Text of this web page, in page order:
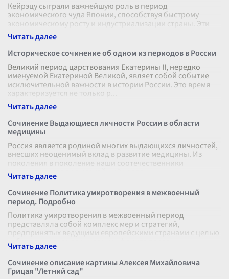
Кейрэцу сыграли важнейшую роль в период
экономического чуда Японии, способствуя быстрому
экономическому росту и индустриализации страны. Эти
мощные корпоративные конгломераты, сост
Историческое сочинение об одном из периодов в России
Великий период царствования Екатерины II, нередко
именуемой Екатериной Великой, являет собой событие
исключительной важности в истории России. Это время
характеризуется не только р
Сочинение Выдающиеся личности России в области
медицины
Россия является родиной многих выдающихся личностей,
внесших неоценимый вклад в развитие медицины. Из
поколения в поколение наши соотечественники
демонстрировали высочайший уровень
Сочинение Политика умиротворения в межвоенный
период. Подробно
Политика умиротворения в межвоенный период
представляла собой комплекс мер и стратегий,
предпринятых ведущими европейскими странами с целью
избежать нового военного конфликта после
Сочинение описание картины Алексея Михайловича
Грицая "Летний сад"